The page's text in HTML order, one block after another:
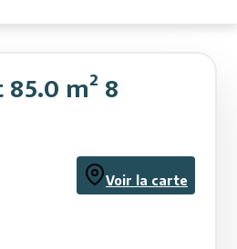
m² 8
Voir la carte